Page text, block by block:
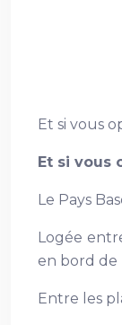
Et si vous
Et si vous
Le Pays
Logée
en bord de
Entre les